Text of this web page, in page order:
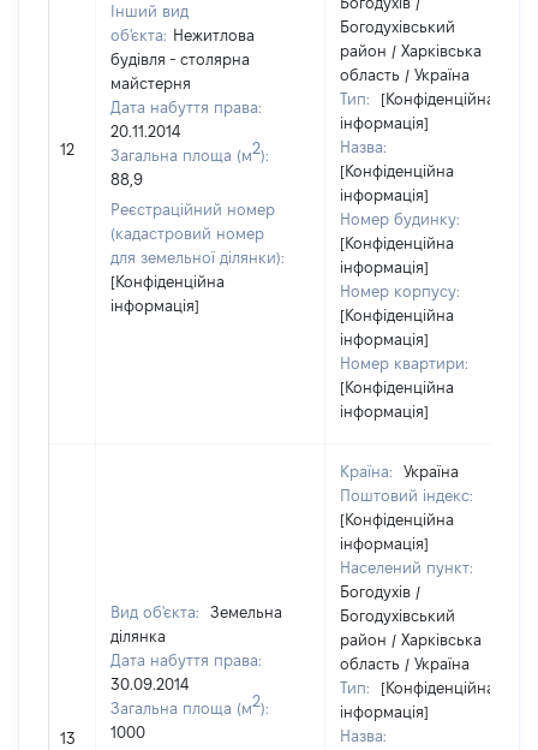
12
Інший вид
об'єкта: Нежитлова
будівля - столярна
майстерня
Дата набуття права:
20.11.2014
Загальна площа (м2):
88,9
Реєстраційний номер
(кадастровий номер
для земельної ділянки):
[Конфіденційна
інформація]
Богодухівський
район / Харківська
область / Україна
Тип:
[Конфіденційна
інформація]
Назва:
[Конфіденційна
інформація]
Номер будинку:
[Конфіденційна
інформація]
Номер корпусу:
[Конфіденційна
інформація]
Номер квартири:
[Конфіденційна
інформація]
13
Вид об'єкта:
Земельна
ділянка
Дата набуття права:
30.09.2014
Загальна площа (м2):
1000
Країна:
Україна
Поштовий індекс:
[Конфіденційна
інформація]
Населений пункт:
Богодухів /
Богодухівський
район / Харківська
область / Україна
Тип:
[Конфіденційна
інформація]
Назва: